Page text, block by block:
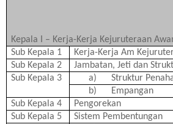
Kepala I – Kerja-Kerja Kejuruteraan
Sub Kepala 1
Kerja-Kerja Am
Sub Kepala 2
Jambatan, Jeti dan
Sub Kepala 3
a)
Struktur
b)
Empangan
Sub Kepala 4
Pengorekan
Sub Kepala 5
Sistem Pembentungan